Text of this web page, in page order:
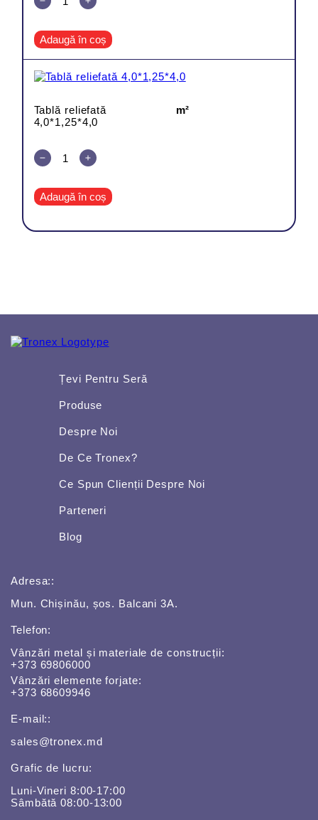
Adaugă în coș
Tablă reliefată
4,0*1,25*4,0
m²
Adaugă în coș
Țevi Pentru Seră
Produse
Despre Noi
De Ce Tronex?
Ce Spun Clienții Despre Noi
Parteneri
Blog
Adresa::
Mun. Chișinău, șos. Balcani 3A.
Telefon:
Vânzări metal și materiale de construcții:
+373 69806000
Vânzări elemente forjate:
+373 68609946
E-mail::
sales@tronex.md
Grafic de lucru:
Luni-Vineri 8:00-17:00
Sâmbătă 08:00-13:00